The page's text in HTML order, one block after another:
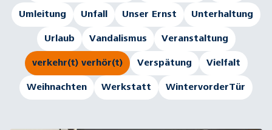
Umleitung Unfall Unser Ernst Unterhaltung
Urlaub Vandalismus Veranstaltung
verkehr(t) verhör(t) Verspätung Vielfalt
Weihnachten Werkstatt WintervorderTür